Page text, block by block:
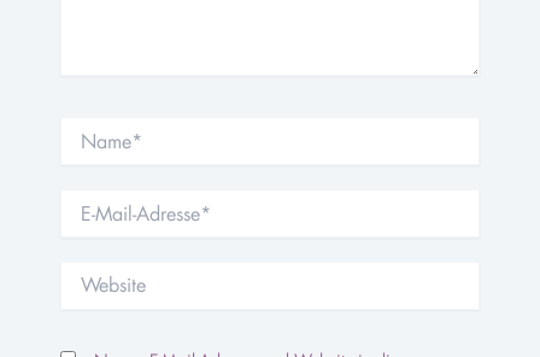
Mail-
Website